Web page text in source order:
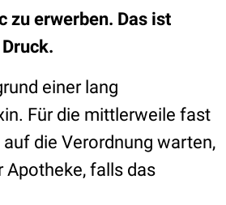
zu erwerben. Das ist
einer lang
Für die mittlerweile fast
die Verordnung warten,
Apotheke, falls das